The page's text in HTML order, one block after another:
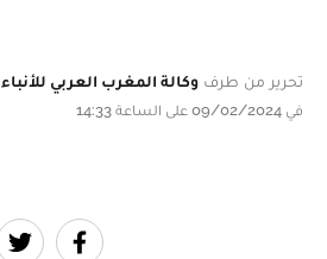
تحرير من طرف وكالة المغرب العربي للأنباء
في 09/02/2024 على الساعة 14:33